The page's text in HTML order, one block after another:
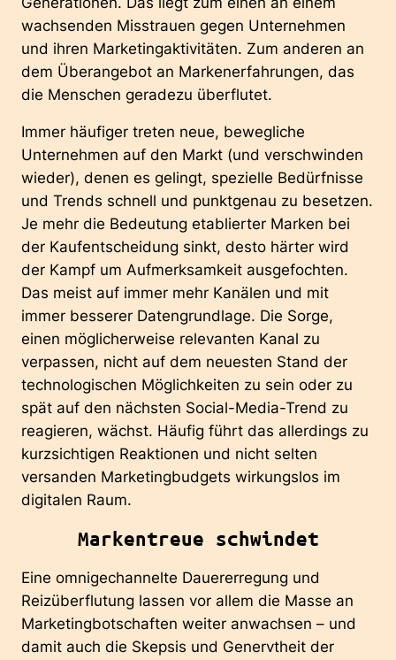
wachsenden Misstrauen gegen Unternehmen
und ihren Marketingaktivitäten. Zum anderen an
dem Überangebot an Markenerfahrungen, das
die Menschen geradezu überflutet.
Immer häufiger treten neue, bewegliche
Unternehmen auf den Markt (und verschwinden
wieder), denen es gelingt, spezielle Bedürfnisse
und Trends schnell und punktgenau zu besetzen.
Je mehr die Bedeutung etablierter Marken bei
der Kaufentscheidung sinkt, desto härter wird
der Kampf um Aufmerksamkeit ausgefochten.
Das meist auf immer mehr Kanälen und mit
immer besserer Datengrundlage. Die Sorge,
einen möglicherweise relevanten Kanal zu
verpassen, nicht auf dem neuesten Stand der
technologischen Möglichkeiten zu sein oder zu
spät auf den nächsten Social-Media-Trend zu
reagieren, wächst. Häufig führt das allerdings zu
kurzsichtigen Reaktionen und nicht selten
versanden Marketingbudgets wirkungslos im
digitalen Raum.
Markentreue schwindet
Eine omnigechannelte Dauererregung und
Reizüberflutung lassen vor allem die Masse an
Marketingbotschaften weiter anwachsen – und
damit auch die Skepsis und Genervtheit der